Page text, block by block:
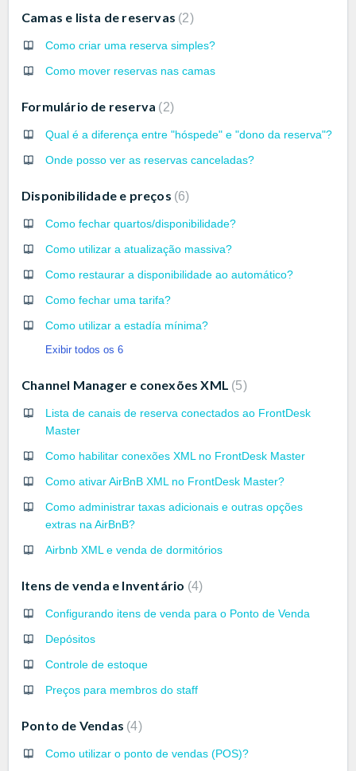
Camas e lista de reservas 2
Como criar uma reserva simples?
Como mover reservas nas camas
Formulário de reserva 2
Qual é a diferença entre "hóspede" e "dono da reserva"?
Onde posso ver as reservas canceladas?
Disponibilidade e preços 6
Como fechar quartos/disponibilidade?
Como utilizar a atualização massiva?
Como restaurar a disponibilidade ao automático?
Como fechar uma tarifa?
Como utilizar a estadía mínima?
Exibir todos os 6
Channel Manager e conexões XML 5
Lista de canais de reserva conectados ao FrontDesk
Master
Como habilitar conexões XML no FrontDesk Master
Como ativar AirBnB XML no FrontDesk Master?
Como administrar taxas adicionais e outras opções
extras na AirBnB?
Airbnb XML e venda de dormitórios
Itens de venda e Inventário 4
Configurando itens de venda para o Ponto de Venda
Depósitos
Controle de estoque
Preços para membros do staff
Ponto de Vendas 4
Como utilizar o ponto de vendas (POS)?